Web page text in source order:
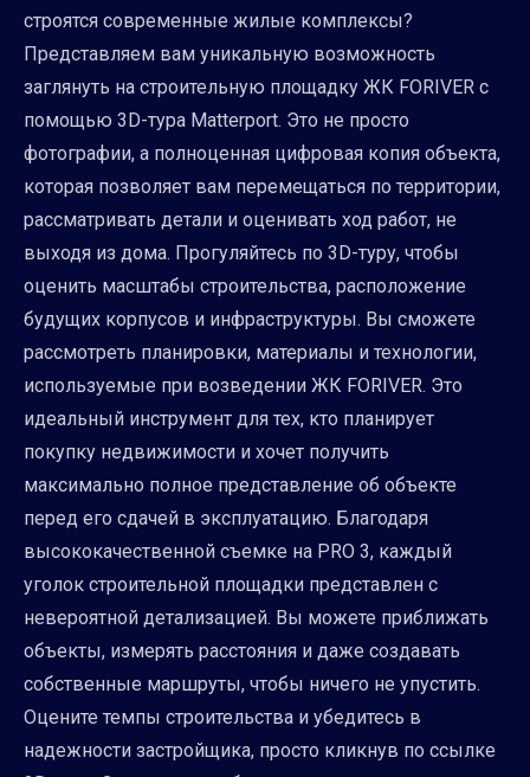
строятся современные жилые комплексы?
Представляем вам уникальную возможность
заглянуть на строительную площадку ЖК FORIVER с
помощью 3D-тура Matterport. Это не просто
фотографии, а полноценная цифровая копия объекта,
которая позволяет вам перемещаться по территории,
рассматривать детали и оценивать ход работ, не
выходя из дома. Прогуляйтесь по 3D-туру, чтобы
оценить масштабы строительства, расположение
будущих корпусов и инфраструктуры. Вы сможете
рассмотреть планировки, материалы и технологии,
используемые при возведении ЖК FORIVER. Это
идеальный инструмент для тех, кто планирует
покупку недвижимости и хочет получить
максимально полное представление об объекте
перед его сдачей в эксплуатацию. Благодаря
высококачественной съемке на PRO 3, каждый
уголок строительной площадки представлен с
невероятной детализацией. Вы можете приближать
объекты, измерять расстояния и даже создавать
собственные маршруты, чтобы ничего не упустить.
Оцените темпы строительства и убедитесь в
надежности застройщика, просто кликнув по ссылке